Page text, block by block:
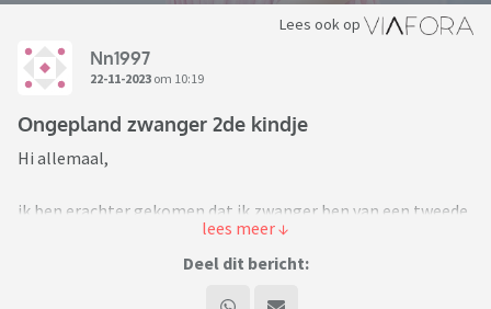
Lees ook op
Nn1997
22-11-2023 om 10:19
Ongepland zwanger 2de kindje
Hi allemaal,
ik ben erachter gekomen dat ik zwanger ben van een tweede
kindje, ik zat zelf aan de pil dus dit stond niet op de planning
om weer zwanger te worden , ik heb al 1 dochter van 1.5 jaar.
Deel dit bericht: